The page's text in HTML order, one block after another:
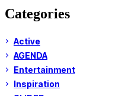
Categories
Active
AGENDA
Entertainment
Inspiration